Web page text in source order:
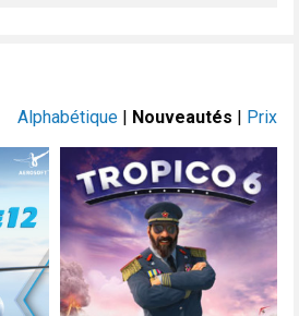
Alphabétique | Nouveautés | Prix